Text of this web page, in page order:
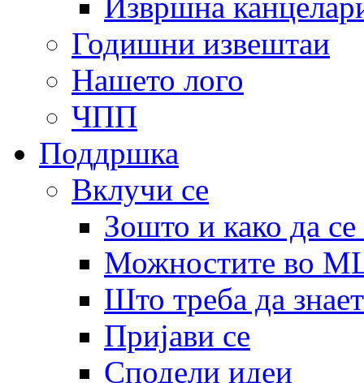
Годишни извештаи
Нашето лого
ЧПП
Поддршка
Вклучи се
Зошто и како да
Можностите во
Што треба да
Пријави се
Сподели идеи